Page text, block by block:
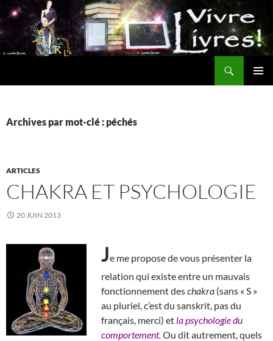
Aller
au
contenu
Archives par mot-clé : péchés
ARTICLES
CHAKRA ET PSYCHOLOGIE
20 JUIN 2013
Je me propose de vous présenter la
relation qui existe entre un mauvais
fonctionnement deschakra (sans « S »
au pluriel, c’est du sanskrit, pas du
français, merci) et la psychologie du
comportement. Ou dit autrement, quels